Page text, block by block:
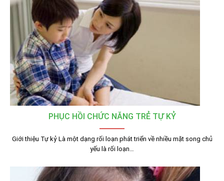
PHỤC HỒI CHỨC NĂNG TRẺ TỰ KỶ
Giới thiệu Tự kỷ Là một dạng rối loạn phát triển về nhiều mặt song chủ
yếu là rối loạn…